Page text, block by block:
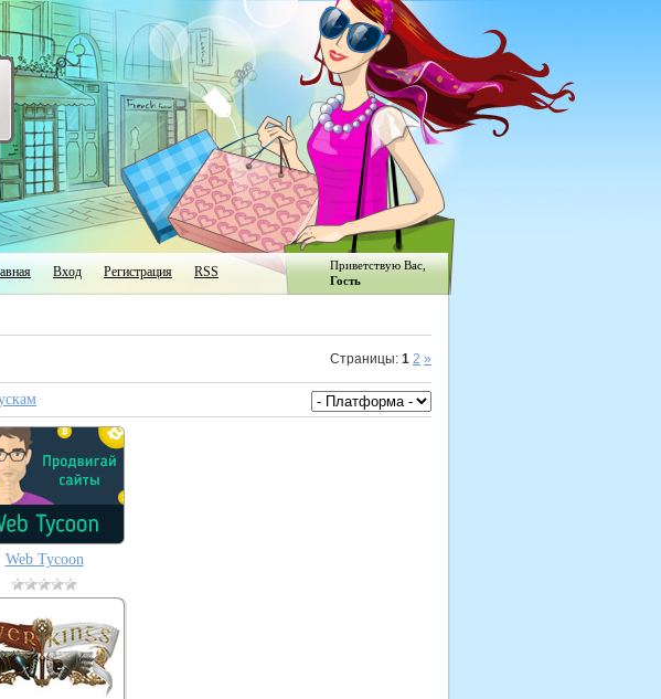
Вход Регистрация RSS Приветствую Вас,
Гость
Страницы: 1 2 »
Web Tycoon